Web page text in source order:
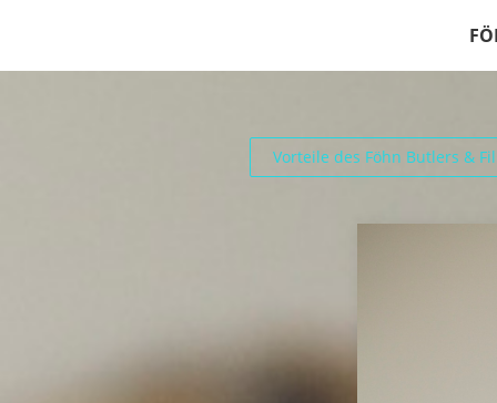
Vorteile des Föhn Butlers &